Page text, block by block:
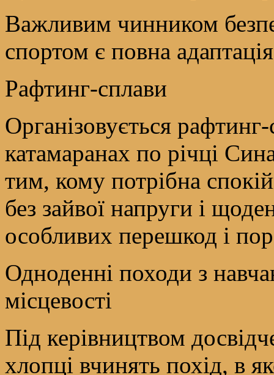
Важливим чинником
спортом є повна
Рафтинг-сплави
Організовується
катамаранах по річці
тим, кому потрібна
без зайвої напруги і
особливих перешкод і
Одноденні походи з
місцевості
Під керівництвом
хлопці вчинять похід, в